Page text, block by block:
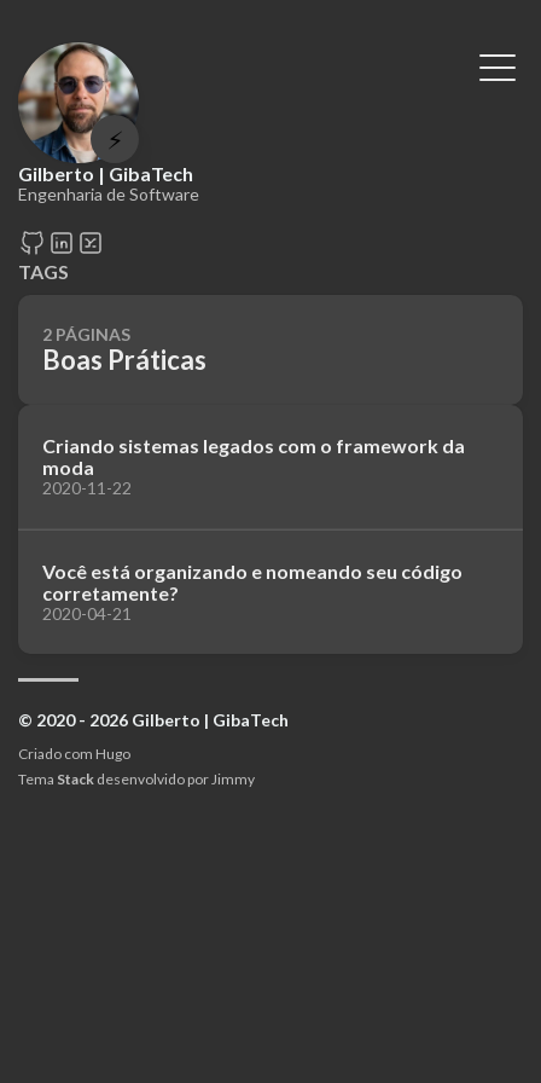
⚡
Gilberto | GibaTech
Engenharia de Software
TAGS
2 PÁGINAS
Boas Práticas
Criando sistemas legados com o framework da
moda
2020-11-22
Você está organizando e nomeando seu código
corretamente?
2020-04-21
© 2020 - 2026 Gilberto | GibaTech
Criado com Hugo
Tema Stack desenvolvido por Jimmy